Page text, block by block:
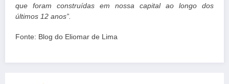
que foram construídas em nossa capital ao longo dos
últimos 12 anos”.
Fonte: Blog do Eliomar de Lima